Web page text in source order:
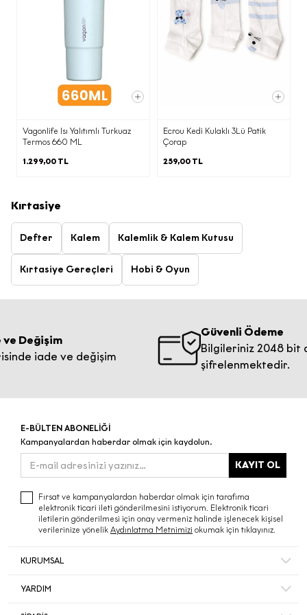
Vagonlife Isı Yalıtımlı Turkuaz
Termos 660 ML
1.299,00 TL
Ecrou Kedi Kulaklı 3Lü Patik
Çorap
259,00 TL
Kırtasiye
Defter Kalem Kalemlik & Kalem Kutusu
Kırtasiye Gereçleri Hobi & Oyun
iade ve değişim
Güvenli Ödeme
Bilgileriniz 2048 bit
şifrelenmektedir.
E-BÜLTEN ABONELİĞİ
Kampanyalardan haberdar olmak için kaydolun.
KAYIT OL
Fırsat ve kampanyalardan haberdar olmak için tarafıma
elektronik ticari ileti gönderilmesini istiyorum. Elektronik ticari
iletilerin gönderilmesi için onay vermeniz halinde işlenecek kişisel
verilerinize yönelik Aydınlatma Metnimizi okumak için tıklayınız.
KURUMSAL
Mağazalar
YARDIM